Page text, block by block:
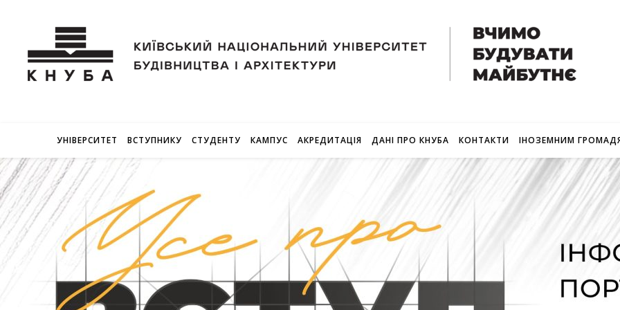
УНІВЕРСИТЕТ ВСТУПНИКУ СТУДЕНТУ КАМПУС АКРЕДИТАЦІЯ ДАНІ ПРО КНУБА КОНТАКТИ ІНОЗЕМНИМ